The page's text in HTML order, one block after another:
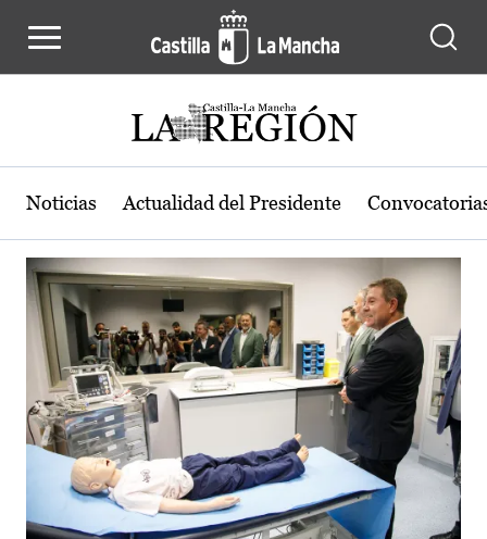
Actualidad de la región de Castilla-
Noticias Actualidad del Presidente